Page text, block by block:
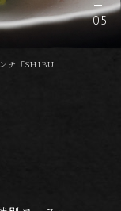
05
チ「SHIBU